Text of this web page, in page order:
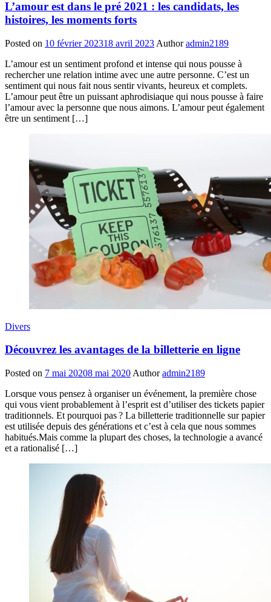
L’amour est dans le pré 2021 : les candidats, les
histoires, les moments forts
Posted on 10 février 202318 avril 2023 Author admin2189
L’amour est un sentiment profond et intense qui nous pousse à
rechercher une relation intime avec une autre personne. C’est un
sentiment qui nous fait nous sentir vivants, heureux et complets.
L’amour peut être un puissant aphrodisiaque qui nous pousse à faire
l’amour avec la personne que nous aimons. L’amour peut également
être un sentiment […]
Divers
Découvrez les avantages de la billetterie en ligne
Posted on 7 mai 20208 mai 2020 Author admin2189
Lorsque vous pensez à organiser un événement, la première chose
qui vous vient probablement à l’esprit est d’utiliser des tickets papier
traditionnels. Et pourquoi pas ? La billetterie traditionnelle sur papier
est utilisée depuis des générations et c’est à cela que nous sommes
habitués.Mais comme la plupart des choses, la technologie a avancé
et a rationalisé […]